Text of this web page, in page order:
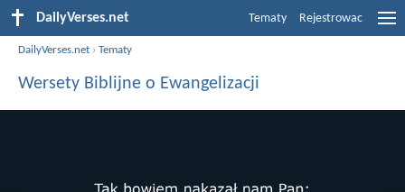
DailyVerses.net Tematy Rejestrowac
DailyVerses.net ›Tematy
Wersety Biblijne o Ewangelizacji